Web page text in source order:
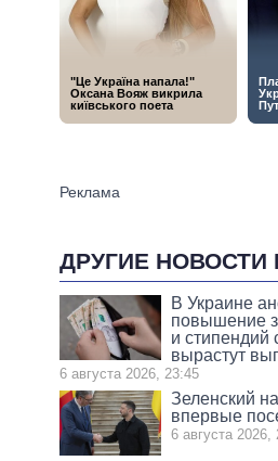
ДРУГИЕ НОВОСТИ
В Украине
повышение
и стипендий
вырастут
6 августа 2026, 23:45
Зеленский
впервые
6 августа 2026,